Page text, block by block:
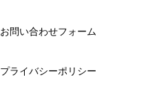
お問い合わせフォーム
プライバシーポリシー